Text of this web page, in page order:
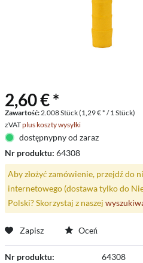
2,60 € *
Zawartość:2.008 Stück (1,29 € * / 1 Stück)
zVATplus koszty wysyłki
dostępnypny od zaraz
Nr produktu: 64308
Aby złożyć zamówienie, przejdź do
internetowego (dostawa tylko do
Polski? Skorzystaj z naszej
Zapisz Oceń
Nr produktu: 64308